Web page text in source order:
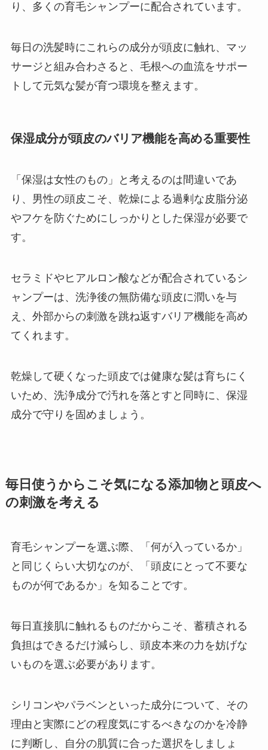
り、多くの育毛シャンプーに配合されています。
毎日の洗髪時にこれらの成分が頭皮に触れ、マッ
サージと組み合わさると、毛根への血流をサポー
トして元気な髪が育つ環境を整えます。
保湿成分が頭皮のバリア機能を高める重要性
「保湿は女性のもの」と考えるのは間違いであ
り、男性の頭皮こそ、乾燥による過剰な皮脂分泌
やフケを防ぐためにしっかりとした保湿が必要で
す。
セラミドやヒアルロン酸などが配合されているシ
ャンプーは、洗浄後の無防備な頭皮に潤いを与
え、外部からの刺激を跳ね返すバリア機能を高め
てくれます。
乾燥して硬くなった頭皮では健康な髪は育ちにく
いため、洗浄成分で汚れを落とすと同時に、保湿
成分で守りを固めましょう。
毎日使うからこそ気になる添加物と頭皮へ
の刺激を考える
育毛シャンプーを選ぶ際、「何が入っているか」
と同じくらい大切なのが、「頭皮にとって不要な
ものが何であるか」を知ることです。
毎日直接肌に触れるものだからこそ、蓄積される
負担はできるだけ減らし、頭皮本来の力を妨げな
いものを選ぶ必要があります。
シリコンやパラベンといった成分について、その
理由と実際にどの程度気にするべきなのかを冷静
に判断し、自分の肌質に合った選択をしましょ